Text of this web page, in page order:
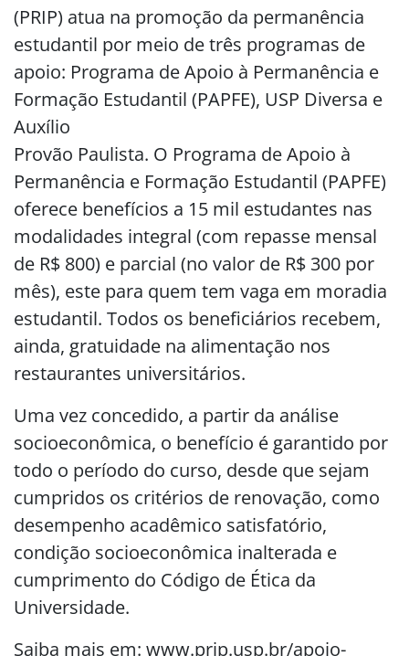
(PRIP) atua na promoção da permanência
estudantil por meio de três programas de
apoio: Programa de Apoio à Permanência e
Formação Estudantil (PAPFE), USP Diversa e
Auxílio
Provão Paulista. O Programa de Apoio à
Permanência e Formação Estudantil (PAPFE)
oferece benefícios a 15 mil estudantes nas
modalidades integral (com repasse mensal
de R$ 800) e parcial (no valor de R$ 300 por
mês), este para quem tem vaga em moradia
estudantil. Todos os beneficiários recebem,
ainda, gratuidade na alimentação nos
restaurantes universitários.
Uma vez concedido, a partir da análise
socioeconômica, o benefício é garantido por
todo o período do curso, desde que sejam
cumpridos os critérios de renovação, como
desempenho acadêmico satisfatório,
condição socioeconômica inalterada e
cumprimento do Código de Ética da
Universidade.
Saiba mais em: www.prip.usp.br/apoio-